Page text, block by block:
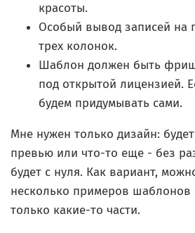
красоты.
Особый вывод записей на
трех колонок.
Шаблон должен быть
под открытой лицензией.
будем придумывать сами.
Мне нужен только дизайн:
превью или что-то еще - без
будет с нуля. Как вариант,
несколько примеров шаблонов
только какие-то части.